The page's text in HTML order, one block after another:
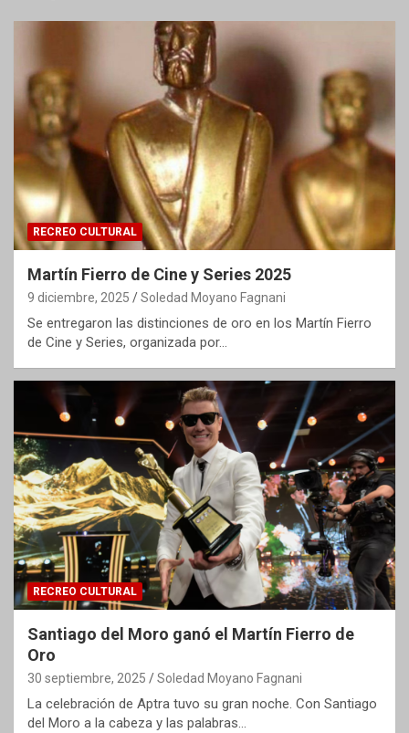
RECREO CULTURAL
Martín Fierro de Cine y Series 2025
9 diciembre, 2025 Soledad Moyano Fagnani
Se entregaron las distinciones de oro en los Martín Fierro
de Cine y Series, organizada por…
RECREO CULTURAL
Santiago del Moro ganó el Martín Fierro de
Oro
30 septiembre, 2025 Soledad Moyano Fagnani
La celebración de Aptra tuvo su gran noche. Con Santiago
del Moro a la cabeza y las palabras…